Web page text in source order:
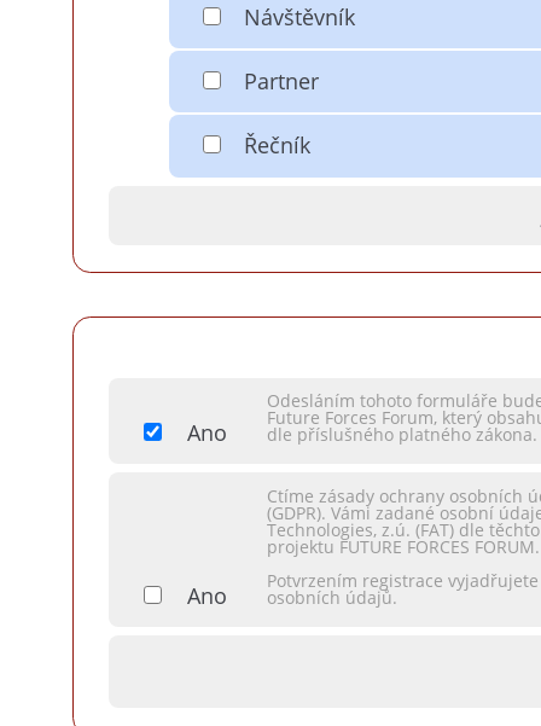
Návštěvník
Partner
Řečník
Ano
Odesláním tohoto formuláře
Future Forces Forum, který
dle příslušného platného zákona.
Ano
Ctíme zásady ochrany osobních
(GDPR). Vámi zadané osobní
Technologies, z.ú. (FAT) dle
projektu FUTURE FORCES FORUM.
Potvrzením registrace
osobních údajů.